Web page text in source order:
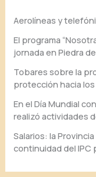
Aerolíneas y
El programa
jornada en Piedra
Tobares sobre la
protección hacia
En el Día Mundial
realizó actividades
Salarios: la
continuidad del IPC